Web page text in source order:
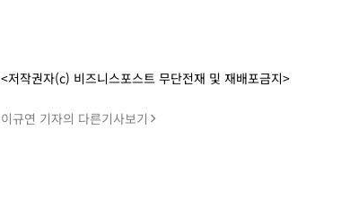
<저작권자(c) 비즈니스포스트 무단전재 및 재배포금지>
이규연 기자의 다른기사보기